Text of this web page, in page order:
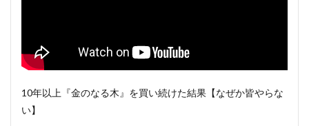
10年以上『金のなる木』を買い続けた結果【なぜか皆やらな
い】